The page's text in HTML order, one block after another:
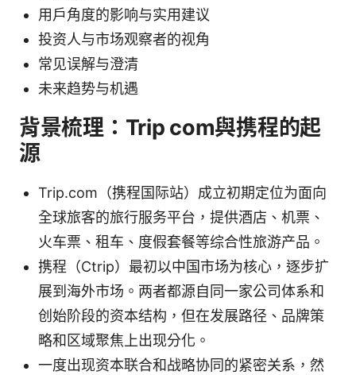
用户角度的影响与实用建议
投资人与市场观察者的视角
常见误解与澄清
未来趋势与机遇
背景梳理：Trip com與携程的起
源
Trip.com（携程国际站）成立初期定位为面向
全球旅客的旅行服务平台，提供酒店、机票、
火车票、租车、度假套餐等综合性旅游产品。
携程（Ctrip）最初以中国市场为核心，逐步扩
展到海外市场。两者都源自同一家公司体系和
创始阶段的资本结构，但在发展路径、品牌策
略和区域聚焦上出现分化。
一度出现资本联合和战略协同的紧密关系，然